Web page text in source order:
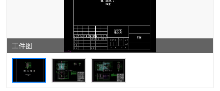
工件图